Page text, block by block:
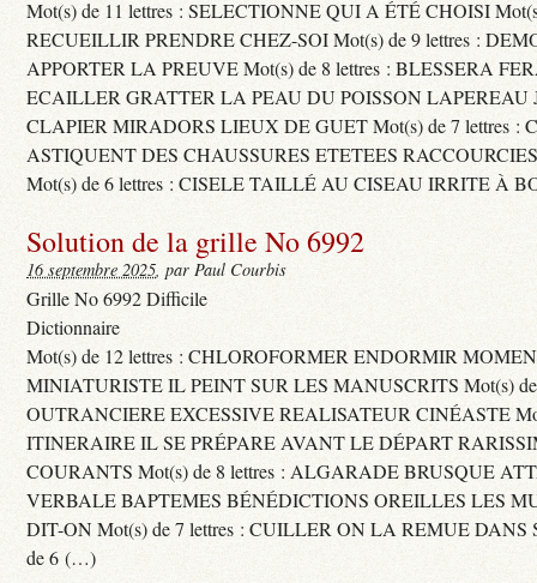
Mot(s) de 11 lettres : SELECTIONNE QUI A ÉTÉ CHOISI
RECUEILLIR PRENDRE CHEZ-SOI Mot(s) de 9 lettres :
APPORTER LA PREUVE Mot(s) de 8 lettres : BLESSERA
ECAILLER GRATTER LA PEAU DU POISSON LAPEREAU
CLAPIER MIRADORS LIEUX DE GUET Mot(s) de 7 lettres :
ASTIQUENT DES CHAUSSURES ETETEES
Mot(s) de 6 lettres : CISELE TAILLÉ AU CISEAU IRRITE À
Solution de la grille No 6992
16 septembre 2025, par Paul Courbis
Grille No 6992 Difficile
Dictionnaire
Mot(s) de 12 lettres : CHLOROFORMER ENDORMIR
MINIATURISTE IL PEINT SUR LES MANUSCRITS Mot(s) de
OUTRANCIERE EXCESSIVE REALISATEUR CINÉASTE
ITINERAIRE IL SE PRÉPARE AVANT LE DÉPART
COURANTS Mot(s) de 8 lettres : ALGARADE BRUSQUE
VERBALE BAPTEMES BÉNÉDICTIONS OREILLES LES
DIT-ON Mot(s) de 7 lettres : CUILLER ON LA REMUE DANS
de 6 (…)